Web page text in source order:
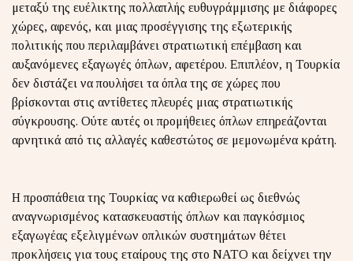
μεταξύ της ευέλικτης πολλαπλής ευθυγράμμισης με διάφορες
χώρες, αφενός, και μιας προσέγγισης της εξωτερικής
πολιτικής που περιλαμβάνει στρατιωτική επέμβαση και
αυξανόμενες εξαγωγές όπλων, αφετέρου. Επιπλέον, η Τουρκία
δεν διστάζει να πουλήσει τα όπλα της σε χώρες που
βρίσκονται στις αντίθετες πλευρές μιας στρατιωτικής
σύγκρουσης. Ούτε αυτές οι προμήθειες όπλων επηρεάζονται
αρνητικά από τις αλλαγές καθεστώτος σε μεμονωμένα κράτη.
Η προσπάθεια της Τουρκίας να καθιερωθεί ως διεθνώς
αναγνωρισμένος κατασκευαστής όπλων και παγκόσμιος
εξαγωγέας εξελιγμένων οπλικών συστημάτων θέτει
προκλήσεις για τους εταίρους της στο ΝΑΤΟ και δείχνει την